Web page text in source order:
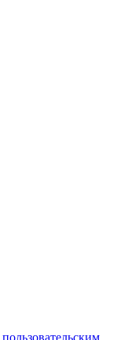
пользовательским